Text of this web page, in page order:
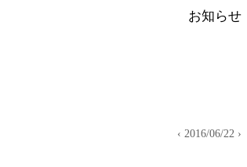
お知らせ
‹ 2016/06/22 ›